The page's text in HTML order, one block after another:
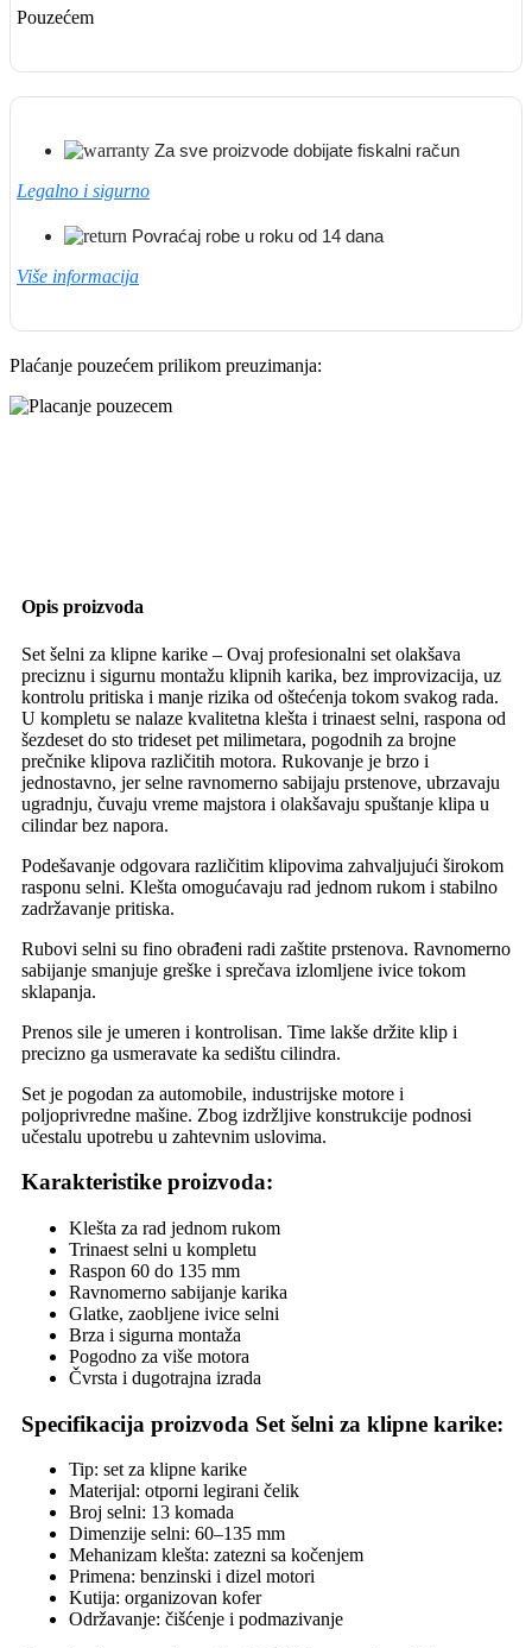
Pouzećem
Za sve proizvode dobijate fiskalni račun
Legalno i sigurno
Povraćaj robe u roku od 14 dana
Više informacija
Plaćanje pouzećem prilikom preuzimanja:
Opis proizvoda
Set šelni za klipne karike – Ovaj profesionalni set olakšava
preciznu i sigurnu montažu klipnih karika, bez improvizacija, uz
kontrolu pritiska i manje rizika od oštećenja tokom svakog rada.
U kompletu se nalaze kvalitetna klešta i trinaest selni, raspona od
šezdeset do sto trideset pet milimetara, pogodnih za brojne
prečnike klipova različitih motora. Rukovanje je brzo i
jednostavno, jer selne ravnomerno sabijaju prstenove, ubrzavaju
ugradnju, čuvaju vreme majstora i olakšavaju spuštanje klipa u
cilindar bez napora.
Podešavanje odgovara različitim klipovima zahvaljujući širokom
rasponu selni. Klešta omogućavaju rad jednom rukom i stabilno
zadržavanje pritiska.
Rubovi selni su fino obrađeni radi zaštite prstenova. Ravnomerno
sabijanje smanjuje greške i sprečava izlomljene ivice tokom
sklapanja.
Prenos sile je umeren i kontrolisan. Time lakše držite klip i
precizno ga usmeravate ka sedištu cilindra.
Set je pogodan za automobile, industrijske motore i
poljoprivredne mašine. Zbog izdržljive konstrukcije podnosi
učestalu upotrebu u zahtevnim uslovima.
Karakteristike proizvoda:
Klešta za rad jednom rukom
Trinaest selni u kompletu
Raspon 60 do 135 mm
Ravnomerno sabijanje karika
Glatke, zaobljene ivice selni
Brza i sigurna montaža
Pogodno za više motora
Čvrsta i dugotrajna izrada
Specifikacija proizvoda Set šelni za klipne karike:
Tip: set za klipne karike
Materijal: otporni legirani čelik
Broj selni: 13 komada
Dimenzije selni: 60–135 mm
Mehanizam klešta: zatezni sa kočenjem
Primena: benzinski i dizel motori
Kutija: organizovan kofer
Održavanje: čišćenje i podmazivanje